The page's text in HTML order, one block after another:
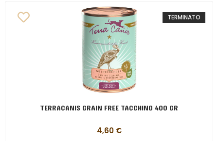
TERMINATO
TERRACANIS GRAIN FREE TACCHINO 400 GR
4,60 €